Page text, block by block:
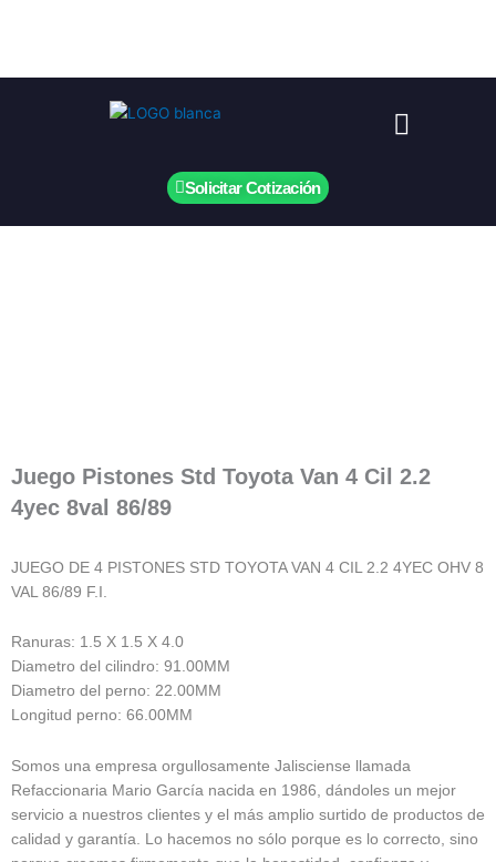
Menú
Solicitar Cotización
Juego Pistones Std Toyota Van 4 Cil 2.2
4yec 8val 86/89
JUEGO DE 4 PISTONES STD TOYOTA VAN 4 CIL 2.2 4YEC OHV 8
VAL 86/89 F.I.
Ranuras: 1.5 X 1.5 X 4.0
Diametro del cilindro: 91.00MM
Diametro del perno: 22.00MM
Longitud perno: 66.00MM
Somos una empresa orgullosamente Jalisciense llamada
Refaccionaria Mario García nacida en 1986, dándoles un mejor
servicio a nuestros clientes y el más amplio surtido de productos de
calidad y garantía. Lo hacemos no sólo porque es lo correcto, sino